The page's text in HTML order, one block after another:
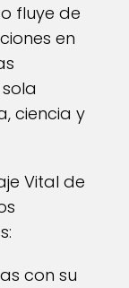
fluye de
en
ciencia y
Vital de
con su